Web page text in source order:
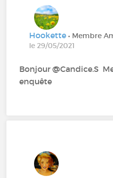
Hookette• Membre
le 29/05/2021
Bonjour @Candice.S‍
enquête